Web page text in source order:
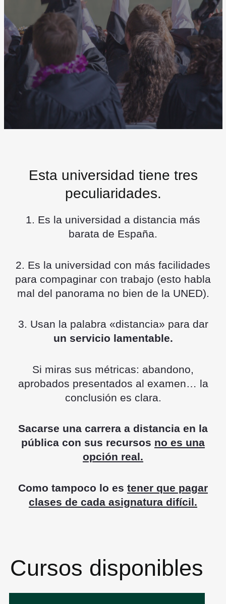
Esta universidad tiene tres
peculiaridades.
1. Es la universidad a distancia más
barata de España.
2. Es la universidad con más facilidades
para compaginar con trabajo (esto habla
mal del panorama no bien de la UNED).
3. Usan la palabra «distancia» para dar
un servicio lamentable.
Si miras sus métricas: abandono,
aprobados presentados al examen… la
conclusión es clara.
Sacarse una carrera a distancia en la
pública con sus recursos no es una
opción real.
Como tampoco lo es tener que pagar
clases de cada asignatura difícil.
Cursos disponibles